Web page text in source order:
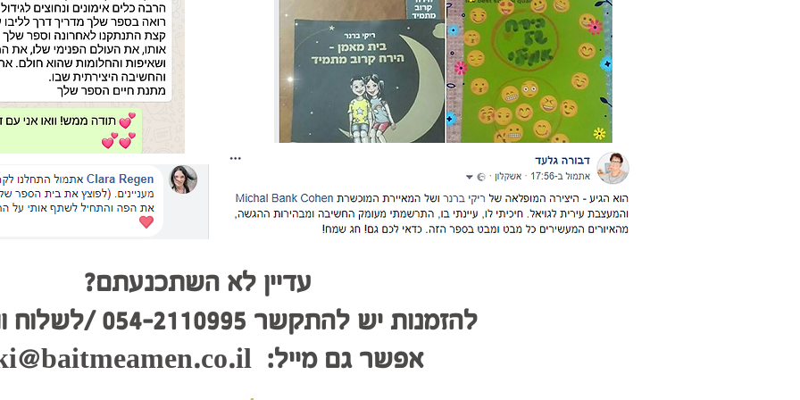
עדיין לא השתכנעתם?
להזמנות יש להתקשר 054-2110995 /לשלוח וואטסאפ
אפשר גם מייל: